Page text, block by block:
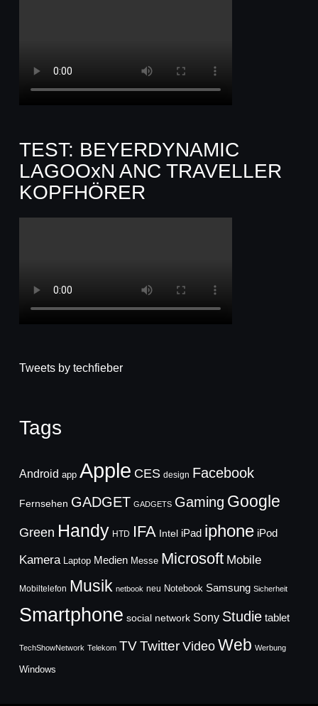
TEST: BEYERDYNAMIC
LAGOOxN ANC TRAVELLER
KOPFHÖRER
Tweets by techfieber
Tags
Android app Apple CES design Facebook
Fernsehen GADGET GADGETS Gaming Google
Green Handy HTD IFA Intel iPad iphone iPod
Kamera Laptop Medien Messe Microsoft Mobile
Mobiltelefon Musik netbook neu Notebook Samsung Sicherheit
Smartphone social network Sony Studie tablet
TechShowNetwork Telekom TVTwitter Video Web Werbung
Windows